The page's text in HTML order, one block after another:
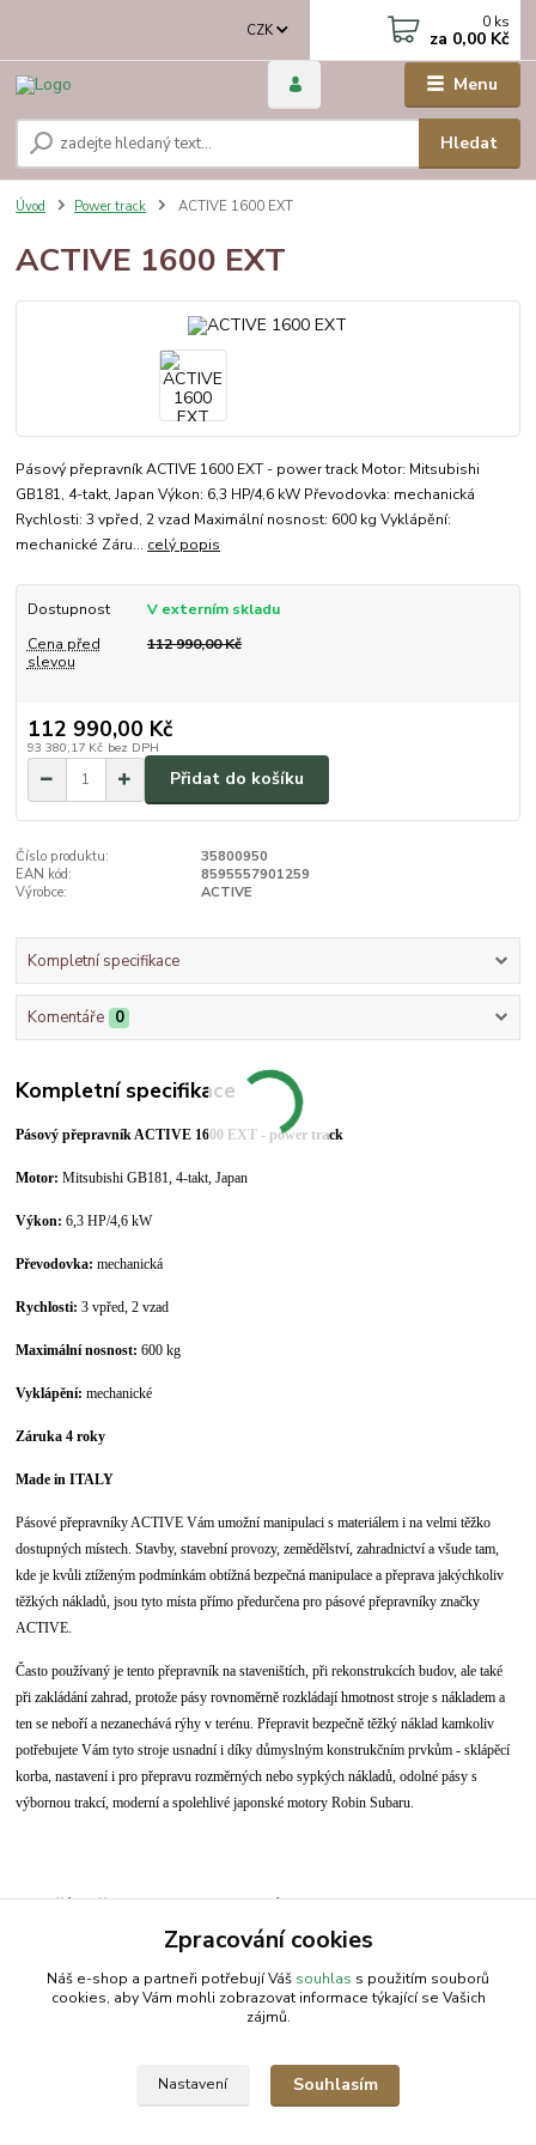
Menu
CZK
Hledat
0 ks
za 0,00 Kč
Úvod Power track ACTIVE 1600 EXT
ACTIVE 1600 EXT
Pásový přepravník ACTIVE 1600 EXT - power track Motor: Mitsubishi
GB181, 4-takt, Japan Výkon: 6,3 HP/4,6 kW Převodovka: mechanická
Rychlosti: 3 vpřed, 2 vzad Maximální nosnost: 600 kg Vyklápění:
mechanické Záru... celý popis
Dostupnost
V externím skladu
Cena před
slevou
112 990,00 Kč
112 990,00 Kč
93 380,17 Kč bez DPH
Přidat do košíku
Číslo produktu:
35800950
EAN kód:
8595557901259
Výrobce:
ACTIVE
Kompletní specifikace
Komentáře 0
Kompletní specifikace
Pásový přepravník ACTIVE 1600 EXT - power track
Motor:Mitsubishi GB181, 4-takt, Japan
Výkon:6,3 HP/4,6 kW
Převodovka: mechanická
Rychlosti:3 vpřed, 2 vzad
Maximální nosnost:600 kg
Vyklápění:mechanické
Záruka 4 roky
Made in ITALY
Pásové přepravníky ACTIVE Vám umožní manipulaci s materiálem i na velmi těžko
dostupných místech. Stavby, stavební provozy, zemědělství, zahradnictví a všude tam,
kde je kvůli ztíženým podmínkám obtížná bezpečná manipulace a přeprava jakýchkoliv
těžkých nákladů, jsou tyto místa přímo předurčena pro pásové přepravníky značky
ACTIVE.
Často používaný je tento přepravník na staveništích, při rekonstrukcích budov, ale také
při zakládání zahrad, protože pásy rovnoměrně rozkládají hmotnost stroje s nákladem a
ten se neboří a nezanechává rýhy v terénu. Přepravit bezpečně těžký náklad kamkoliv
potřebujete Vám tyto stroje usnadní i díky důmyslným konstrukčním prvkům - sklápěcí
korba, nastavení i pro přepravu rozměrných nebo sypkých nákladů, odolné pásy s
výbornou trakcí, moderní a spolehlivé japonské motory Robin Subaru.
Zboží zařazeno v kategoriích
Zpracování cookies
Náš e-shop a partneři potřebují Váš souhlas s použitím souborů
cookies, aby Vám mohli zobrazovat informace týkající se Vašich
zájmů.
Nastavení Souhlasím